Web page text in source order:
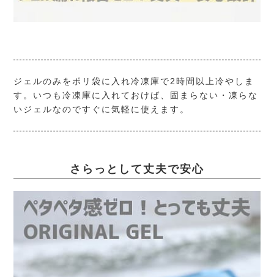
ジェルのみをポリ袋に入れ冷凍庫で2時間以上冷やしま
す。いつも冷凍庫に入れておけば、固まらない・凍らな
いジェルなのですぐに気軽に使えます。
さらっとして丈夫で安心